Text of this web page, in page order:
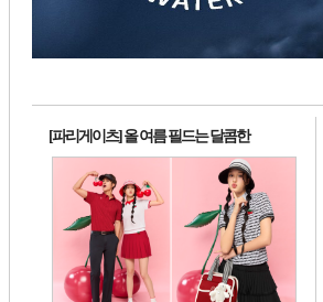
[파리게이츠] 올 여름 필드는 달콤한